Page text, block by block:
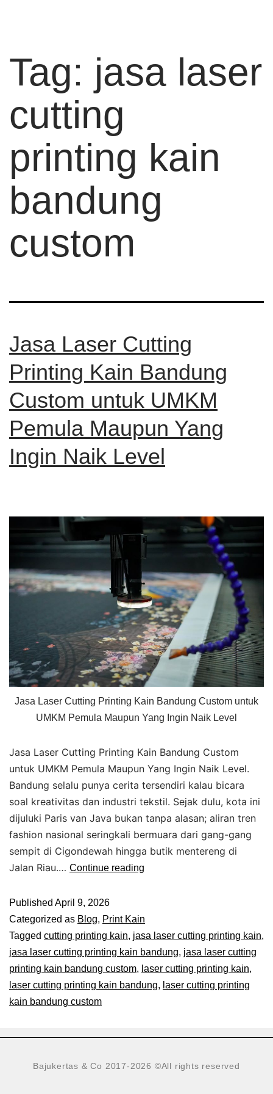
Tag: jasa laser
cutting
printing kain
bandung
custom
Jasa Laser Cutting
Printing Kain Bandung
Custom untuk UMKM
Pemula Maupun Yang
Ingin Naik Level
Jasa Laser Cutting Printing Kain Bandung Custom untuk
UMKM Pemula Maupun Yang Ingin Naik Level
Jasa Laser Cutting Printing Kain Bandung Custom
untuk UMKM Pemula Maupun Yang Ingin Naik Level.
Bandung selalu punya cerita tersendiri kalau bicara
soal kreativitas dan industri tekstil. Sejak dulu, kota ini
dijuluki Paris van Java bukan tanpa alasan; aliran tren
fashion nasional seringkali bermuara dari gang-gang
sempit di Cigondewah hingga butik mentereng di
Jalan Riau.… Continue reading
Published April 9, 2026
Categorized as Blog, Print Kain
Tagged cutting printing kain, jasa laser cutting printing kain,
jasa laser cutting printing kain bandung, jasa laser cutting
printing kain bandung custom, laser cutting printing kain,
laser cutting printing kain bandung, laser cutting printing
kain bandung custom
Bajukertas & Co 2017-2026 ©All rights reserved